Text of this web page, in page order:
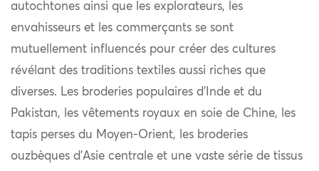
autochtones ainsi que les explorateurs, les
envahisseurs et les commerçants se sont
mutuellement influencés pour créer des cultures
révélant des traditions textiles aussi riches que
diverses. Les broderies populaires d’Inde et du
Pakistan, les vêtements royaux en soie de Chine, les
tapis perses du Moyen-Orient, les broderies
ouzbèques d’Asie centrale et une vaste série de tissus